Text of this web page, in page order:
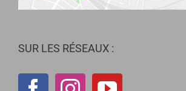
SUR LES RÉSEAUX :